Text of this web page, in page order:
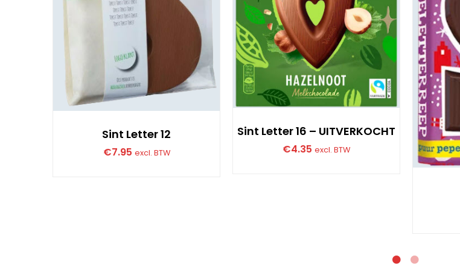
Sint Letter 12
€7.95 excl. BTW
Sint Letter 16 – UITVERKOCHT
€4.35 excl. BTW